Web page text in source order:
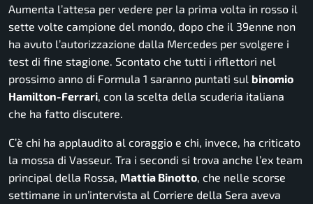
Aumenta l’attesa per vedere per la prima volta in rosso il
sette volte campione del mondo, dopo che il 39enne non
ha avuto l’autorizzazione dalla Mercedes per svolgere i
test di fine stagione. Scontato che tutti i riflettori nel
prossimo anno di Formula 1 saranno puntati sul binomio
Hamilton-Ferrari, con la scelta della scuderia italiana
che ha fatto discutere.
C’è chi ha applaudito al coraggio e chi, invece, ha criticato
la mossa di Vasseur. Tra i secondi si trova anche l’ex team
principal della Rossa, Mattia Binotto, che nelle scorse
settimane in un’intervista al Corriere della Sera aveva